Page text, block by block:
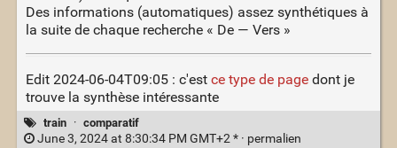
Des informations (automatiques) assez synthétiques à
la suite de chaque recherche « De — Vers »
Edit 2024-06-04T09:05 : c'est ce type de pagedont je
trouve la synthèse intéressante
train · comparatif
June 3, 2024 at 8:30:34 PM GMT+2 * · permalien